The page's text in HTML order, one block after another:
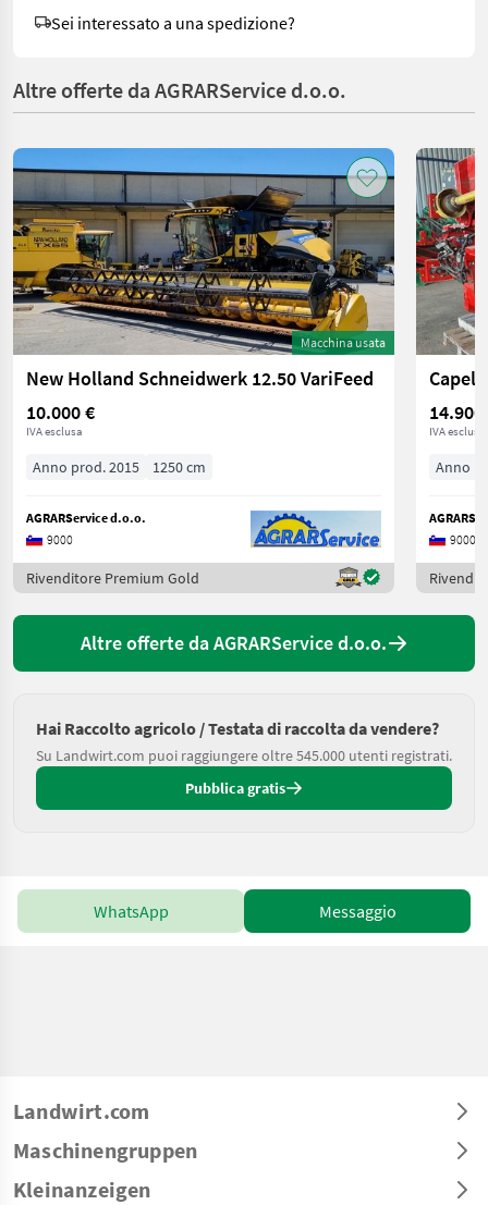
Sei interessato a una spedizione?
Altre offerte da AGRARService d.o.o.
Macchina usata
New Holland Schneidwerk 12.50 VariFeed
10.000 €
IVA esclusa
Anno prod. 2015 1250 cm
AGRARService d.o.o.
9000
Rivenditore Premium Gold
14.900
IVA esclusa
Anno
9000
Altre offerte da AGRARService d.o.o.
Hai Raccolto agricolo / Testata di raccolta da vendere?
Su Landwirt.com puoi raggiungere oltre 545.000 utenti registrati.
Pubblica gratis
WhatsApp Messaggio
Landwirt.com
Maschinengruppen
Kleinanzeigen